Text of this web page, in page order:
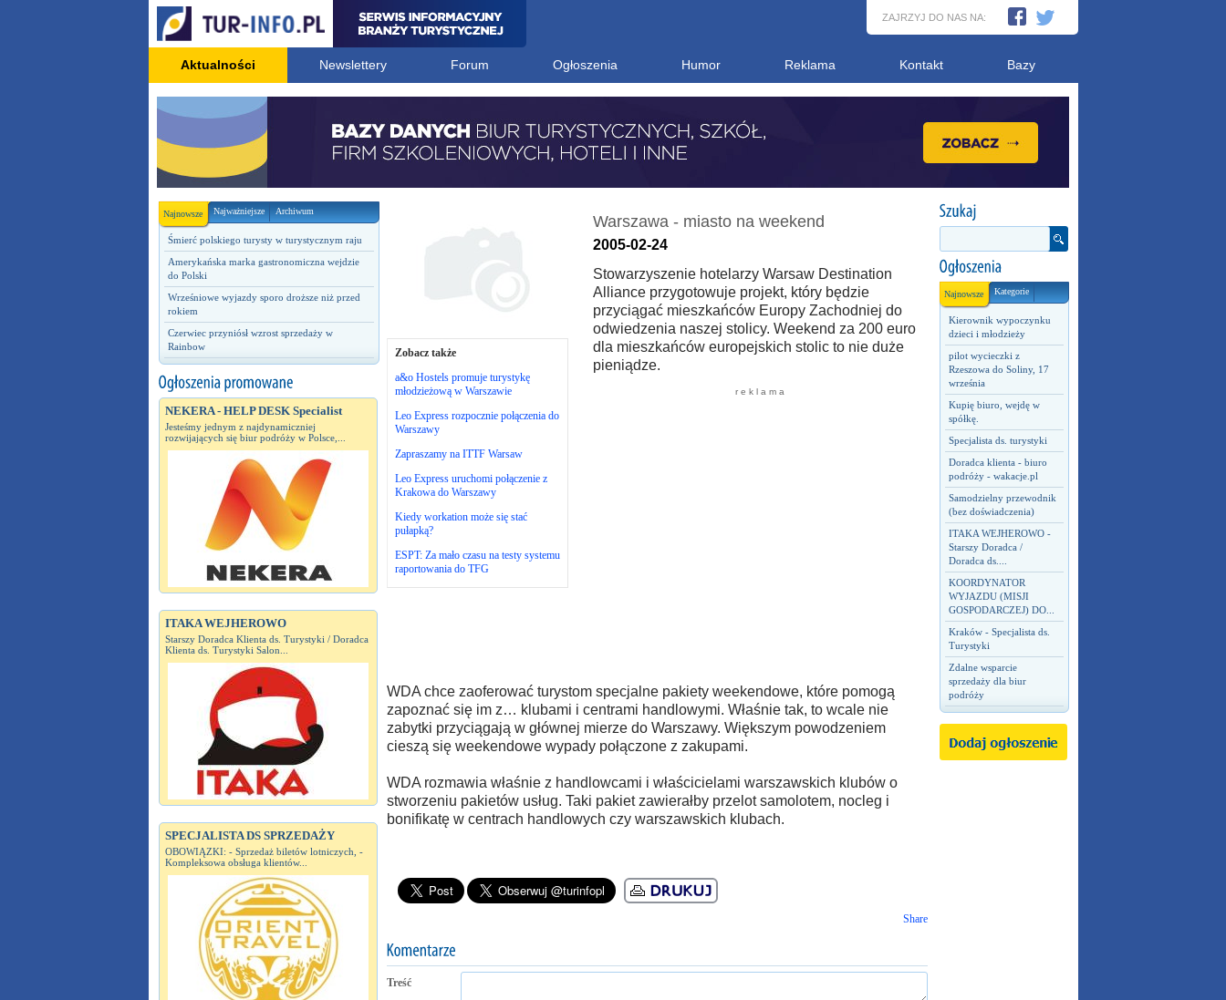
ZAJRZYJ DO NAS NA:
Aktualności Newslettery Forum Ogłoszenia Humor Reklama Kontakt Bazy
Najnowsze Najważniejsze Archiwum
Śmierć polskiego turysty w turystycznym raju
Amerykańska marka gastronomiczna wejdzie
do Polski
Wrześniowe wyjazdy sporo droższe niż przed
rokiem
Czerwiec przyniósł wzrost sprzedaży w
Rainbow
NEKERA - HELP DESK Specialist
Jesteśmy jednym z najdynamiczniej
rozwijających się biur podróży w Polsce,...
ITAKA WEJHEROWO
Starszy Doradca Klienta ds. Turystyki / Doradca
Klienta ds. Turystyki Salon...
SPECJALISTA DS SPRZEDAŻY
OBOWIĄZKI: - Sprzedaż biletów lotniczych, -
Kompleksowa obsługa klientów...
Najnowsze Kategorie
Kierownik wypoczynku
dzieci i młodzieży
pilot wycieczki z
Rzeszowa do Soliny, 17
września
Kupię biuro, wejdę w
spółkę.
Specjalista ds. turystyki
Doradca klienta - biuro
podróży - wakacje.pl
Samodzielny przewodnik
(bez doświadczenia)
ITAKA WEJHEROWO -
Starszy Doradca /
Doradca ds....
KOORDYNATOR
WYJAZDU (MISJI
GOSPODARCZEJ) DO...
Kraków - Specjalista ds.
Turystyki
Zdalne wsparcie
sprzedaży dla biur
podróży
Zobacz także
a&o Hostels promuje turystykę
młodzieżową w Warszawie
Leo Express rozpocznie połączenia do
Warszawy
Zapraszamy na ITTF Warsaw
Leo Express uruchomi połączenie z
Krakowa do Warszawy
Kiedy workation może się stać
pułapką?
ESPT: Za mało czasu na testy systemu
raportowania do TFG
Warszawa - miasto na weekend
2005-02-24
Stowarzyszenie hotelarzy Warsaw Destination
Alliance przygotowuje projekt, który będzie
przyciągać mieszkańców Europy Zachodniej do
odwiedzenia naszej stolicy. Weekend za 200 euro
dla mieszkańców europejskich stolic to nie duże
pieniądze.
r e k l a m a
WDA chce zaoferować turystom specjalne pakiety weekendowe, które pomogą
zapoznać się im z… klubami i centrami handlowymi. Właśnie tak, to wcale nie
zabytki przyciągają w głównej mierze do Warszawy. Większym powodzeniem
cieszą się weekendowe wypady połączone z zakupami.
WDA rozmawia właśnie z handlowcami i właścicielami warszawskich klubów o
stworzeniu pakietów usług. Taki pakiet zawierałby przelot samolotem, nocleg i
bonifikatę w centrach handlowych czy warszawskich klubach.
Share
Treść